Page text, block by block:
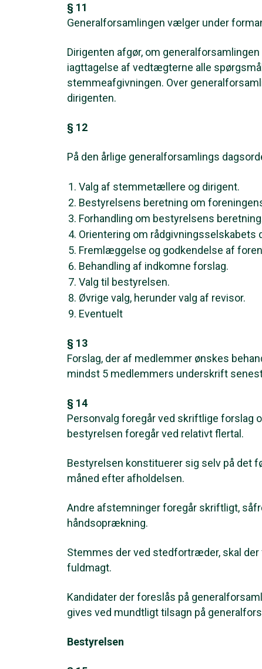
§ 11
Generalforsamlingen vælger under
Dirigenten afgør, om
iagttagelse af vedtægterne alle
stemmeafgivningen. Over
dirigenten.
§ 12
På den årlige generalforsamlings
Valg af stemmetællere og dirigent.
Bestyrelsens beretning om
Forhandling om bestyrelsens
Orientering om rådgivningsselskabets
Fremlæggelse og godkendelse af
Behandling af indkomne forslag.
Valg til bestyrelsen.
Øvrige valg, herunder valg af revisor.
Eventuelt
§ 13
Forslag, der af medlemmer ønskes
mindst 5 medlemmers underskrift
§ 14
Personvalg foregår ved skriftlige forslag
bestyrelsen foregår ved relativt flertal.
Bestyrelsen konstituerer sig selv på det
måned efter afholdelsen.
Andre afstemninger foregår skriftligt,
håndsoprækning.
Stemmes der ved stedfortræder, skal
fuldmagt.
Kandidater der foreslås på
gives ved mundtligt tilsagn på
Bestyrelsen